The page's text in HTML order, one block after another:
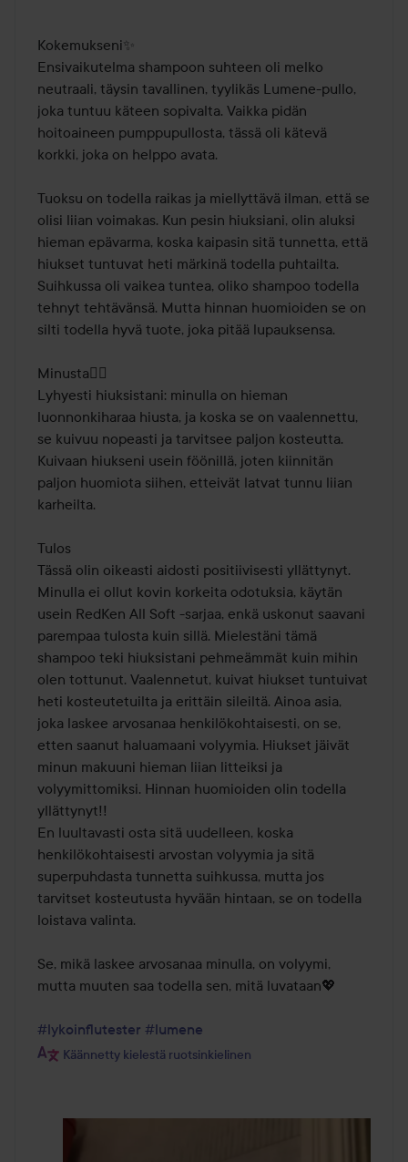
5
Kokemukseni✨
Ensivaikutelma shampoon suhteen oli melko
neutraali, täysin tavallinen, tyylikäs Lumene-pullo,
joka tuntuu käteen sopivalta. Vaikka pidän
hoitoaineen pumppupullosta, tässä oli kätevä
korkki, joka on helppo avata.
Tuoksu on todella raikas ja miellyttävä ilman, että se
olisi liian voimakas. Kun pesin hiuksiani, olin aluksi
hieman epävarma, koska kaipasin sitä tunnetta, että
hiukset tuntuvat heti märkinä todella puhtailta.
Suihkussa oli vaikea tuntea, oliko shampoo todella
tehnyt tehtävänsä. Mutta hinnan huomioiden se on
silti todella hyvä tuote, joka pitää lupauksensa.
Minusta👱‍♀️
Lyhyesti hiuksistani: minulla on hieman
luonnonkiharaa hiusta, ja koska se on vaalennettu,
se kuivuu nopeasti ja tarvitsee paljon kosteutta.
Kuivaan hiukseni usein föönillä, joten kiinnitän
paljon huomiota siihen, etteivät latvat tunnu liian
karheilta.
Tulos
Tässä olin oikeasti aidosti positiivisesti yllättynyt.
Minulla ei ollut kovin korkeita odotuksia, käytän
usein RedKen All Soft -sarjaa, enkä uskonut saavani
parempaa tulosta kuin sillä. Mielestäni tämä
shampoo teki hiuksistani pehmeämmät kuin mihin
olen tottunut. Vaalennetut, kuivat hiukset tuntuivat
heti kosteutetuilta ja erittäin sileiltä. Ainoa asia,
joka laskee arvosanaa henkilökohtaisesti, on se,
etten saanut haluamaani volyymia. Hiukset jäivät
minun makuuni hieman liian litteiksi ja
volyymittomiksi. Hinnan huomioiden olin todella
yllättynyt!!
En luultavasti osta sitä uudelleen, koska
henkilökohtaisesti arvostan volyymia ja sitä
superpuhdasta tunnetta suihkussa, mutta jos
tarvitset kosteutusta hyvään hintaan, se on todella
loistava valinta.
Se, mikä laskee arvosanaa minulla, on volyymi,
mutta muuten saa todella sen, mitä luvataan💖
#lykoinflutester #lumene
Käännetty kielestä ruotsinkielinen